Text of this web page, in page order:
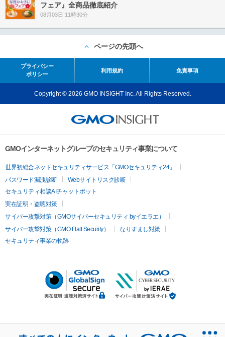
フェア』全商品徹底紹介
08月03日 11時30分
ページの先頭へ
プライバシー
ポリシー
利用規約 免責事項
Copyright © 2026 GMO INSIGHT Inc. All Rights Reserved.
GMOインターネットグループのセキュリティ事業について
世界初総合ネットセキュリティサービス「GMOセキュリティ24」
パスワード漏洩診断
Webサイトリスク診断
セキュリティ相談AIチャットボット
実在証明・盗聴対策
サイバー攻撃対策（GMOサイバーセキュリティ byイエラエ）
サイバー攻撃対策（GMO Flatt Security）
なりすまし対策
セキュリティ事業の軌跡